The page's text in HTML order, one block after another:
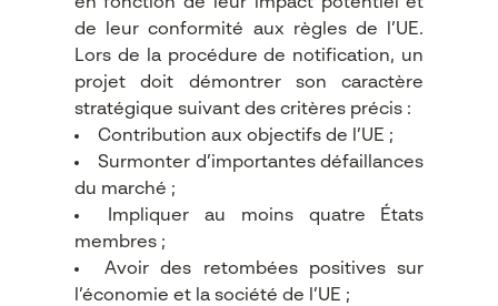
de leur conformité aux règles de l’UE.
Lors de la procédure de notification, un
projet doit démontrer son caractère
stratégique suivant des critères précis :
Contribution aux objectifs de l’UE ;
Surmonter d’importantes défaillances
du marché ;
Impliquer au moins quatre États
membres ;
Avoir des retombées positives sur
l’économie et la société de l’UE ;